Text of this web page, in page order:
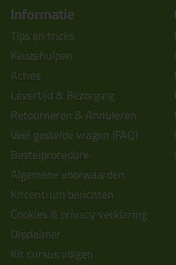
Informatie
Tips en tricks
Keuzehulpen
Acties
Levertijd & Bezorging
Retourneren & Annuleren
Veel gestelde vragen (FAQ)
Bestelprocedure
Algemene voorwaarden
Kitcentrum berichten
Cookies & privacy verklaring
Disclaimer
Kit cursus volgen